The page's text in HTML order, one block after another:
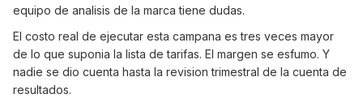
equipo de analisis de la marca tiene dudas.
El costo real de ejecutar esta campana es tres veces mayor
de lo que suponia la lista de tarifas. El margen se esfumo. Y
nadie se dio cuenta hasta la revision trimestral de la cuenta de
resultados.